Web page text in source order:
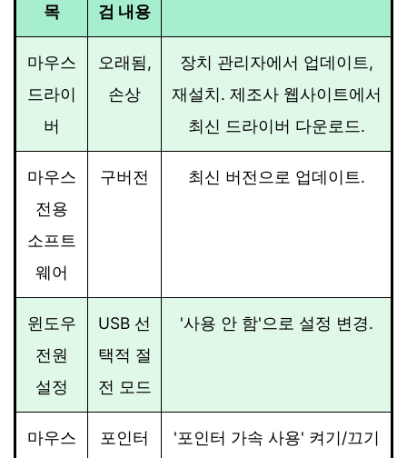
목
검 내용
마우스
드라이
버
오래됨,
손상
장치 관리자에서 업데이트,
재설치. 제조사 웹사이트에서
최신 드라이버 다운로드.
마우스
전용
소프트
웨어
구버전 최신 버전으로 업데이트.
윈도우
전원
설정
USB 선
택적 절
전 모드
'사용 안 함'으로 설정 변경.
마우스
포인터
'포인터 가속 사용' 켜기/끄기